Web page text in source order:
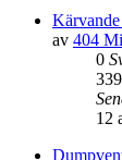
av 404
0
12